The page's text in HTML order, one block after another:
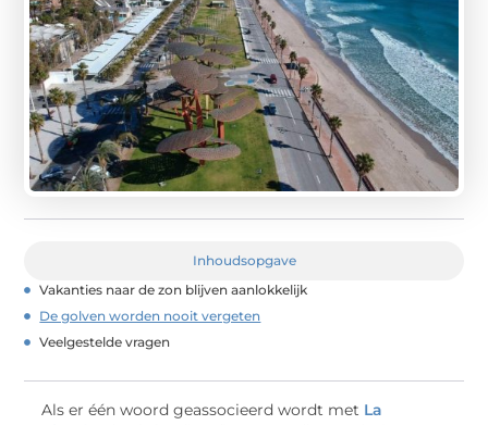
Inhoudsopgave
Vakanties naar de zon blijven aanlokkelijk
De golven worden nooit vergeten
Veelgestelde vragen
Als er één woord geassocieerd wordt met La